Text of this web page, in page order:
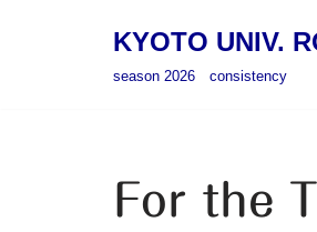
KYOTO UNIV.
season 2026 consistency
For the